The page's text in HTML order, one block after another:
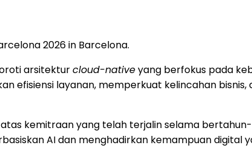
2026 in Barcelona.
arsitekturcloud-nativeyang berfokus pada
efisiensi layanan, memperkuat kelincahan
kemitraan yang telah terjalin selama bertahun-
AI dan menghadirkan kemampuan